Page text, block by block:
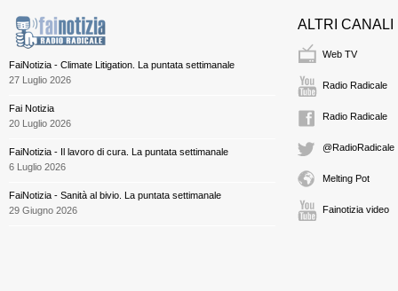
FaiNotizia - Climate Litigation. La puntata settimanale
27 Luglio 2026
Fai Notizia
20 Luglio 2026
FaiNotizia - Il lavoro di cura. La puntata settimanale
6 Luglio 2026
FaiNotizia - Sanità al bivio. La puntata settimanale
29 Giugno 2026
ALTRI CANALI
Web TV
Radio Radicale
Radio Radicale
@RadioRadicale
Melting Pot
Fainotizia video